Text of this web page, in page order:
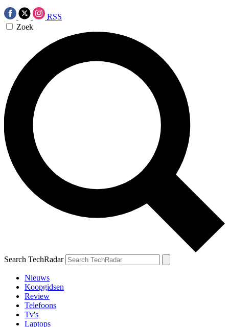
RSS
Zoek
Search TechRadar
Nieuws
Koopgidsen
Review
Telefoons
Tv's
Laptops